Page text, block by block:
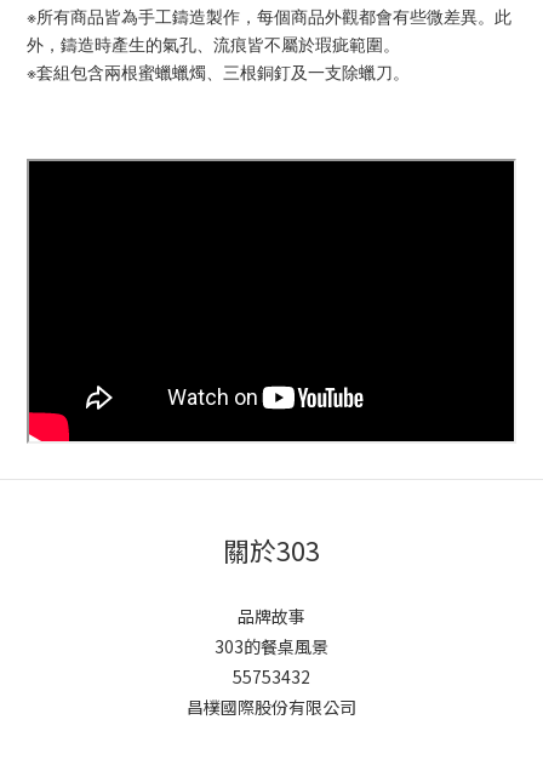
※所有商品皆為手工鑄造製作，每個商品外觀都會有些微差異。此
外，鑄造時產生的氣孔、流痕皆不屬於瑕疵範圍。
※套組包含兩根蜜蠟蠟燭、三根銅釘及一支除蠟刀。
關於303
品牌故事
303的餐桌風景
55753432
昌樸國際股份有限公司